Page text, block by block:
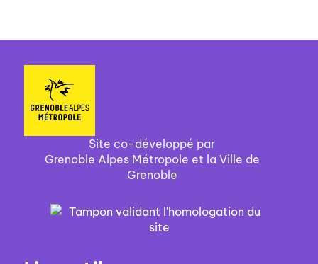
Site co-développé par
Grenoble Alpes Métropole et la Ville de
Grenoble